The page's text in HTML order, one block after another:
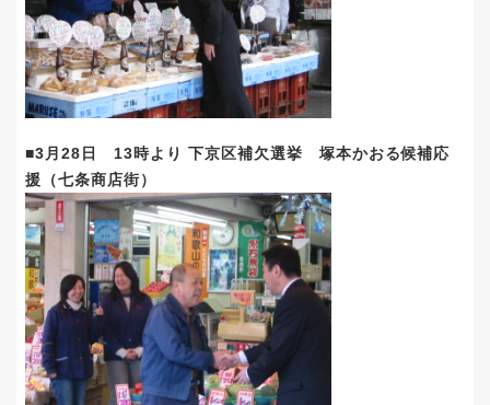
■3月28日 13時より 下京区補欠選挙 塚本かおる候補応
援（七条商店街）